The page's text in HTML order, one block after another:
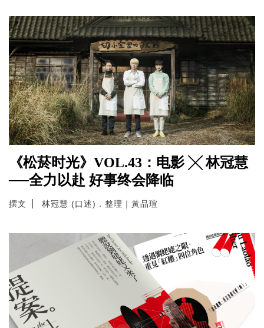
《松菸时光》VOL.43：电影 ╳ 林冠慧
──全力以赴 好事终会降临
撰文 林冠慧 (口述)．整理｜黃品瑄